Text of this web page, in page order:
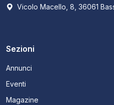
Vicolo Macello, 8, 36061
Sezioni
Annunci
Eventi
Magazine